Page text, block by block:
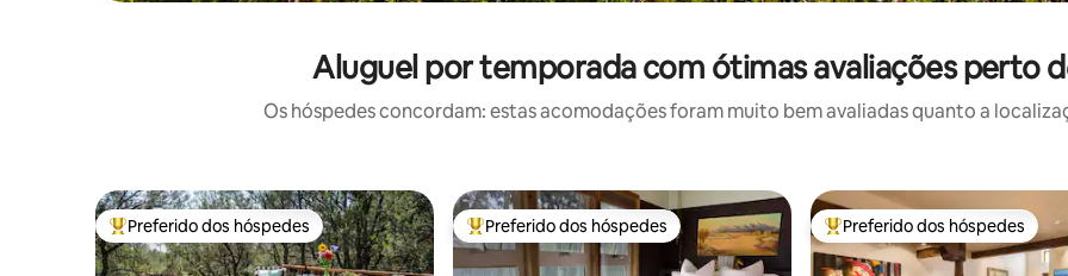
Aluguel por temporada com ótimas avaliações perto
Os hóspedes concordam: estas acomodações foram muito bem avaliadas quanto a
Entre os melhores preferidos dos hóspedes
Preferido dos hóspedes Entre os melhores preferidos dos hóspedes
Preferido dos hóspedes Entre os melhores preferidos
Preferido dos hóspedes